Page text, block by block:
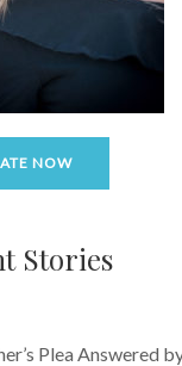
NOW
Stories
Plea Answered